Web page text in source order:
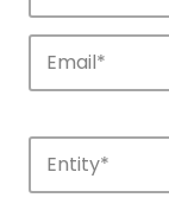
Discover
innovation